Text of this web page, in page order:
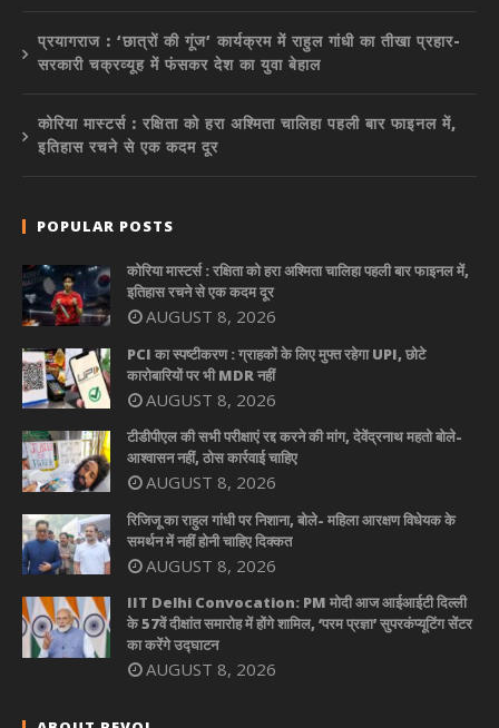
प्रयागराज : ‘छात्रों की गूंज’ कार्यक्रम में राहुल गांधी का तीखा प्रहार-
सरकारी चक्रव्यूह में फंसकर देश का युवा बेहाल
कोरिया मास्टर्स : रक्षिता को हरा अश्मिता चालिहा पहली बार फाइनल में,
इतिहास रचने से एक कदम दूर
POPULAR POSTS
कोरिया मास्टर्स : रक्षिता को हरा अश्मिता चालिहा पहली बार फाइनल में,
इतिहास रचने से एक कदम दूर
AUGUST 8, 2026
PCI का स्पष्टीकरण : ग्राहकों के लिए मुफ्त रहेगा UPI, छोटे
कारोबारियों पर भी MDR नहीं
AUGUST 8, 2026
टीडीपीएल की सभी परीक्षाएं रद्द करने की मांग, देवेंद्रनाथ महतो बोले-
आश्वासन नहीं, ठोस कार्रवाई चाहिए
AUGUST 8, 2026
रिजिजू का राहुल गांधी पर निशाना, बोले- महिला आरक्षण विधेयक के
समर्थन में नहीं होनी चाहिए दिक्कत
AUGUST 8, 2026
IIT Delhi Convocation: PM मोदी आज आईआईटी दिल्ली
के 57वें दीक्षांत समारोह में होंगे शामिल, ‘परम प्रज्ञा’ सुपरकंप्यूटिंग सेंटर
का करेंगे उद्घाटन
AUGUST 8, 2026